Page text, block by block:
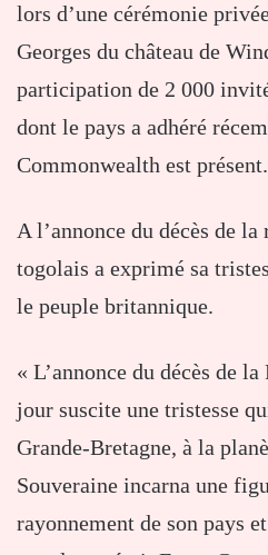
lors d’une cérémonie
Georges du château de
participation de 2 000
dont le pays a adhéré
Commonwealth est présent.
A l’annonce du décès de
togolais a exprimé sa
le peuple britannique.
« L’annonce du décès de
jour suscite une tristesse
Grande-Bretagne, à la
Souveraine incarna une
rayonnement de son pays